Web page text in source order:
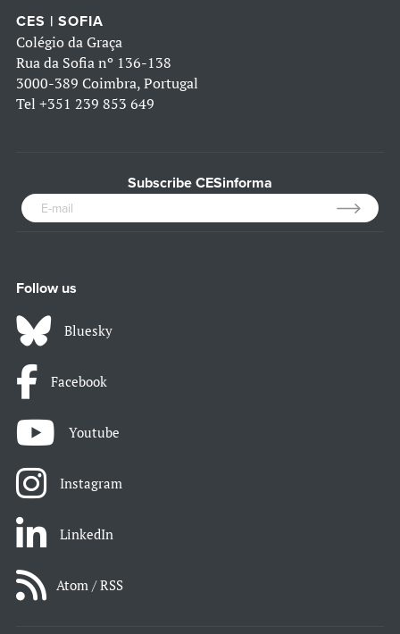
CES | SOFIA
Colégio da Graça
Rua da Sofia nº 136-138
3000-389 Coimbra, Portugal
Tel +351 239 853 649
Subscribe CESinforma
Follow us
Bluesky
Facebook
Youtube
Instagram
LinkedIn
Atom / RSS